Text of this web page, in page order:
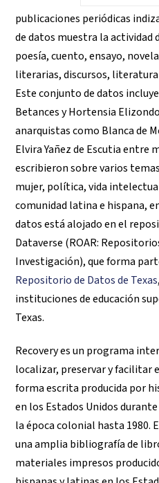
publicaciones periódicas
de datos muestra la actividad
poesía, cuento, ensayo,
literarias, discursos,
Este conjunto de datos
Betances y Hortensia
anarquistas como Blanca de
Elvira Yañez de Escutia entre
escribieron sobre varios
mujer, política, vida
comunidad latina e hispana,
datos está alojado en el
Dataverse (ROAR:
Investigación), que forma
Repositorio de Datos de Texas
instituciones de educación
Texas.
Recovery es un programa
localizar, preservar y facilitar
forma escrita producida por
en los Estados Unidos
la época colonial hasta 1980.
una amplia bibliografía de
materiales impresos